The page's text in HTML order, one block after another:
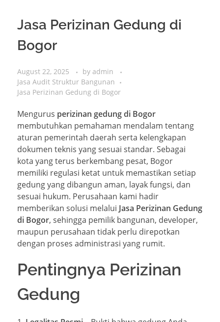
Jasa Perizinan Gedung di
Bogor
August 22, 2025 by admin
Jasa Audit Struktur Bangunan
Jasa Perizinan Gedung di Bogor
Mengurus perizinan gedung di Bogor
membutuhkan pemahaman mendalam tentang
aturan pemerintah daerah serta kelengkapan
dokumen teknis yang sesuai standar. Sebagai
kota yang terus berkembang pesat, Bogor
memiliki regulasi ketat untuk memastikan setiap
gedung yang dibangun aman, layak fungsi, dan
sesuai hukum. Perusahaan kami hadir
memberikan solusi melalui Jasa Perizinan Gedung
di Bogor, sehingga pemilik bangunan, developer,
maupun perusahaan tidak perlu direpotkan
dengan proses administrasi yang rumit.
Pentingnya Perizinan
Gedung